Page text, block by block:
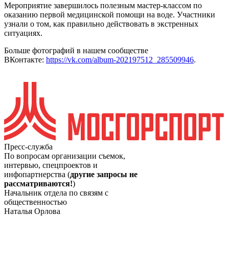
Мероприятие завершилось полезным мастер-классом по
оказанию первой медицинской помощи на воде. Участники
узнали о том, как правильно действовать в экстренных
ситуациях.
Больше фотографий в нашем сообществе
ВКонтакте: https://vk.com/album-202197512_285509946.
Пресс-служба
По вопросам организации съемок,
интервью, спецпроектов и
инфопартнерства (другие запросы не
рассматриваются!)
Начальник отдела по связям с
общественностью
Наталья Орлова